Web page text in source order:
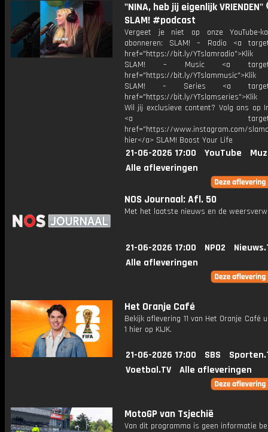
"NINA, heb jij eigenlijk VRIENDEN"
SLAM! #podcast
Vergeet je niet op onze YouTube-
abonneren: SLAM! – Radio <a
href="https://bit.ly/
SLAM! – Music <a
href="https://bit.ly/
SLAM! – Series <a
href="https://bit.ly/
Wil jij exclusieve content? Volg ons op
<a
href="https://www.instagram.com/
hier</a> SLAM! Boost Your Life
21-06-2026 17:00 YouTube
Alle afleveringen
NOS Journaal: Afl. 50
Met het laatste nieuws en de
21-06-2026 17:00 NPO2
Alle afleveringen
Het Oranje Café
Bekijk aflevering 11 van Het Oranje Café
1 hier op KIJK.
21-06-2026 17:00 SBS
Voetbal.TV
Alle afleveringen
MotoGP van Tsjechië
Van dit programma is geen informatie